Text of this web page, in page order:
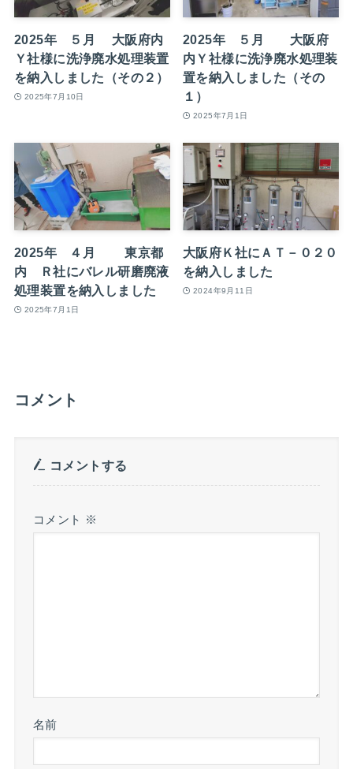
2025年 ５月 大阪府内
Ｙ社様に洗浄廃水処理装置
を納入しました（その２）
2025年7月10日
2025年 ５月 大阪府
内Ｙ社様に洗浄廃水処理装
置を納入しました（その
１）
2025年7月1日
2025年 ４月 東京都
内 Ｒ社にバレル研磨廃液
処理装置を納入しました
2025年7月1日
大阪府Ｋ社にＡＴ－０２０
を納入しました
2024年9月11日
コメント
コメントする
コメント ※
名前